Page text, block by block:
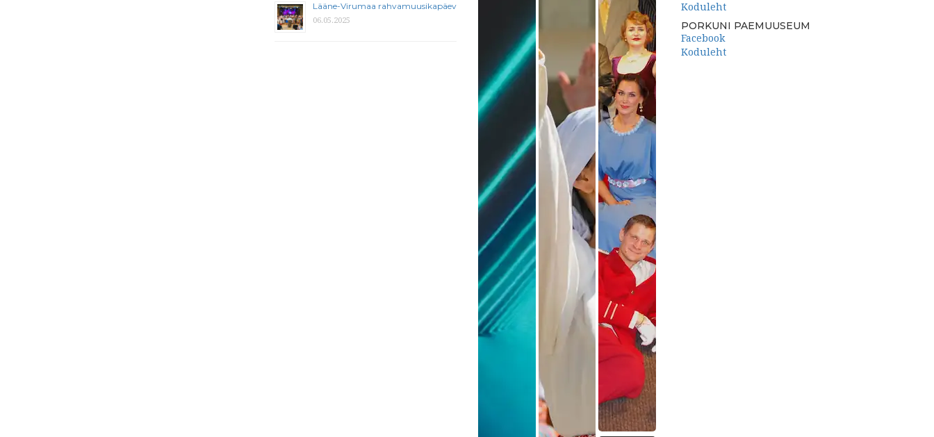
Lääne-Virumaa rahvamuusikapäev
06.05.2025
Koduleht
PORKUNI PAEMUUSEUM
Facebook
Koduleht